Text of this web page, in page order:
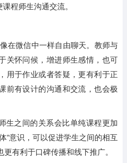
程师生沟通交流。
在微信中一样自由聊天。教师与
关怀问候，增进师生感情，也可
用于作业或者答疑，更有利于正
前有设计的沟通和交流，也会极
生之间的关系会比单纯课程更加
”意识，可以促进学生之间的相互
有利于口碑传播和线下推广。